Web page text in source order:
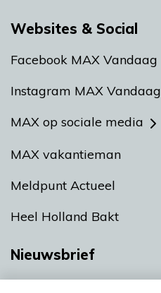
Websites & Social
Facebook MAX Vandaag
Instagram MAX Vandaag
MAX op sociale media
MAX vakantieman
Meldpunt Actueel
Heel Holland Bakt
Nieuwsbrief